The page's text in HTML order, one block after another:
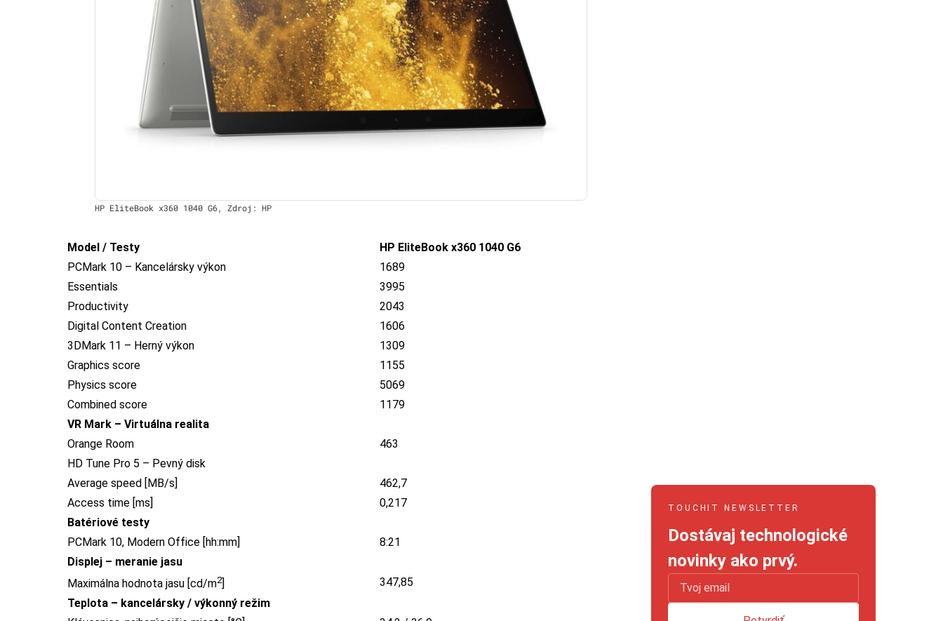
HP EliteBook x360 1040 G6, Zdroj: HP
Model / Testy
HP EliteBook x360 1040 G6
PCMark 10 – Kancelársky výkon
1689
Essentials
3995
Productivity
2043
Digital Content Creation
1606
3DMark 11 – Herný výkon
1309
Graphics score
1155
Physics score
5069
Combined score
1179
VR Mark – Virtuálna realita
Orange Room
463
HD Tune Pro 5 – Pevný disk
Average speed [MB/s]
462,7
Access time [ms]
0,217
Batériové testy
PCMark 10, Modern Office [hh:mm]
8:21
Displej – meranie jasu
Maximálna hodnota jasu [cd/m2]
347,85
Teplota – kancelársky / výkonný režim
TOUCHIT NEWSLETTER
Dostávaj technologické
novinky ako prvý.